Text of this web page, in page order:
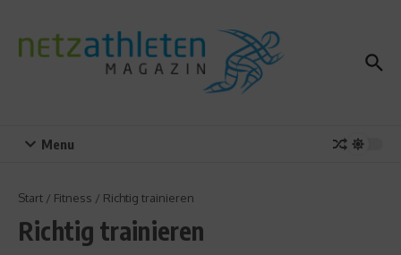
Menu
Start / Fitness / Richtig trainieren
Richtig trainieren